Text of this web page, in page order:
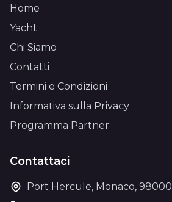
Home
Yacht
Chi Siamo
Contatti
Termini e Condizioni
Informativa sulla Privacy
Programma Partner
Contattaci
Port Hercule, Monaco, 98000